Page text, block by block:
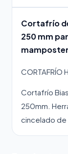
Cortafrío
250 mm
CORTAFRÍO
Cortafrío
250mm.
cincelado de